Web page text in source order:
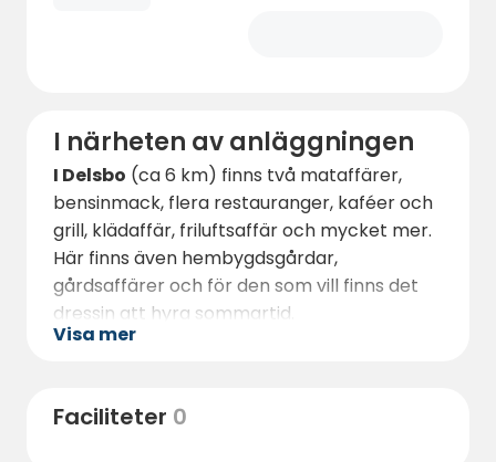
I närheten av anläggningen
I Delsbo (ca 6 km) finns två mataffärer,
bensinmack, flera restauranger, kaféer och
grill, klädaffär, friluftsaffär och mycket mer.
Här finns även hembygdsgårdar,
gårdsaffärer och för den som vill finns det
dressin att hyra sommartid.
av de närliggande sjöarna
Visa mer
Faciliteter 0